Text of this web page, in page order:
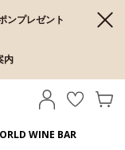
ンプレゼント
内
WINE BAR